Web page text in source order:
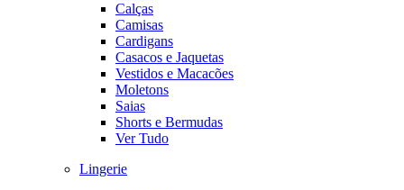
Calças
Camisas
Cardigans
Casacos e Jaquetas
Vestidos e Macacões
Moletons
Saias
Shorts e Bermudas
Ver Tudo
Lingerie